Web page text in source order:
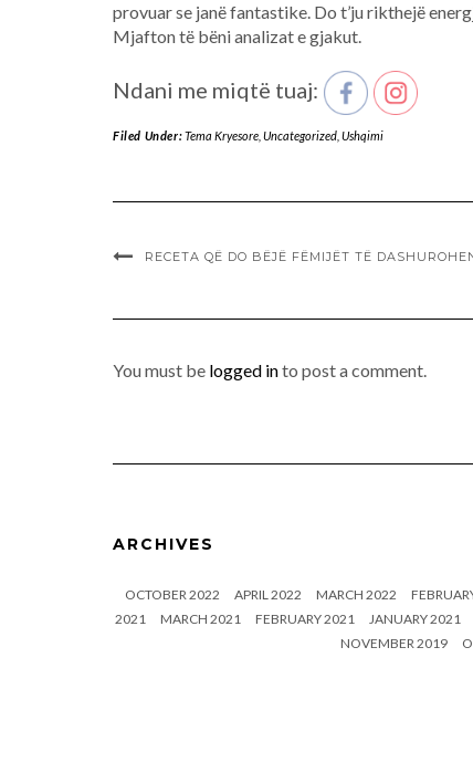
provuar se janë fantastike. Do t’ju rikthejë
Mjafton të bëni analizat e gjakut.
Ndani me miqtë tuaj:
Filed Under:Tema Kryesore, Uncategorized, Ushqimi
RECETA QË DO BËJË FËMIJËT TË
You must be logged into post a comment.
ARCHIVES
OCTOBER 2022 APRIL 2022 MARCH 2022
2021
MARCH 2021 FEBRUARY 2021 JANUARY 2021
NOVEMBER 2019